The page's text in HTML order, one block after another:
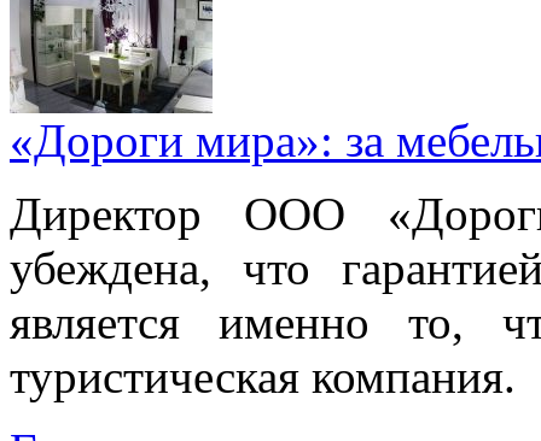
«Дороги мира»: за
Директор ООО
убеждена, что
является именно то,
туристическая компания.